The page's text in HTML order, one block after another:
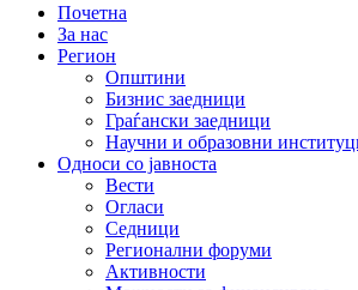
Почетна
За нас
Регион
Општини
Бизнис заедници
Граѓански заедници
Научни и образовни
Односи со јавноста
Вести
Огласи
Седници
Регионални форуми
Активности